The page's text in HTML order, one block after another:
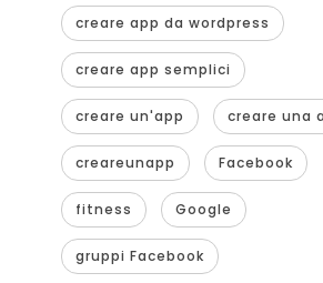
creare app da wordpress
creare app semplici
creare un'app creare una
creareunapp Facebook
fitness Google
gruppi Facebook